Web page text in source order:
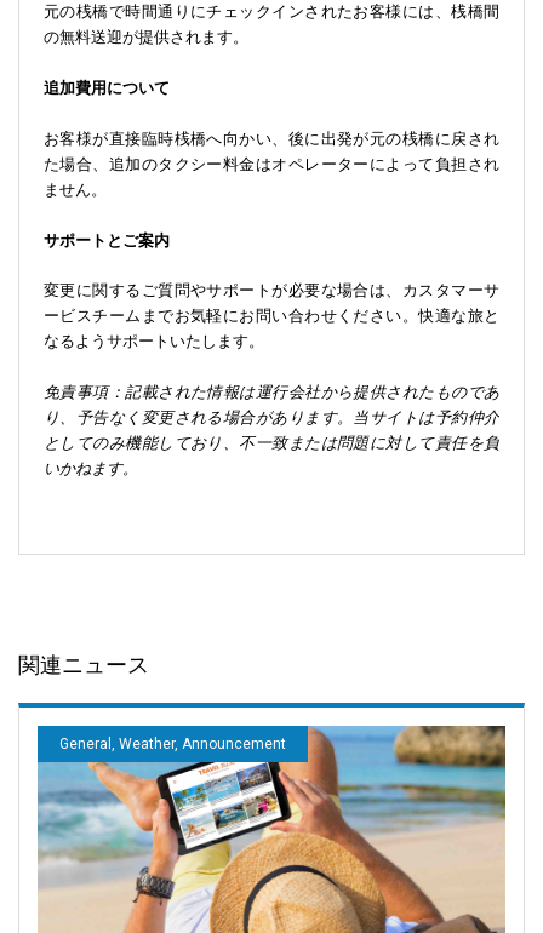
元の桟橋で時間通りにチェックインされたお客様には、桟橋間
の無料送迎が提供されます。
追加費用について
お客様が直接臨時桟橋へ向かい、後に出発が元の桟橋に戻され
た場合、追加のタクシー料金はオペレーターによって負担され
ません。
サポートとご案内
変更に関するご質問やサポートが必要な場合は、カスタマーサ
ービスチームまでお気軽にお問い合わせください。快適な旅と
なるようサポートいたします。
免責事項：記載された情報は運行会社から提供されたものであ
り、予告なく変更される場合があります。当サイトは予約仲介
としてのみ機能しており、不一致または問題に対して責任を負
いかねます。
関連ニュース
General, Weather, Announcement